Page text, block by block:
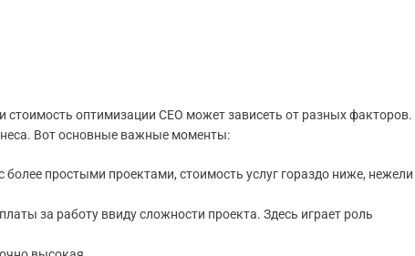
стоимость оптимизации СЕО может зависеть от разных факторов.
Вот основные важные моменты:
простыми проектами, стоимость услуг гораздо ниже, нежели
за работу ввиду сложности проекта. Здесь играет роль